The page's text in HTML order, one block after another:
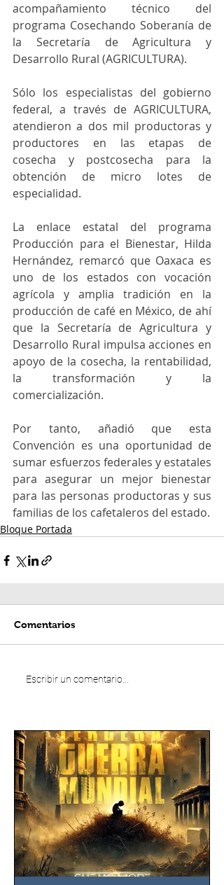
acompañamiento técnico del
programa Cosechando Soberanía de
la Secretaría de Agricultura y
Desarrollo Rural (AGRICULTURA).
Sólo los especialistas del gobierno
federal, a través de AGRICULTURA,
atendieron a dos mil productoras y
productores en las etapas de
cosecha y postcosecha para la
obtención de micro lotes de
especialidad.
La enlace estatal del programa
Producción para el Bienestar, Hilda
Hernández, remarcó que Oaxaca es
uno de los estados con vocación
agrícola y amplia tradición en la
producción de café en México, de ahí
que la Secretaría de Agricultura y
Desarrollo Rural impulsa acciones en
apoyo de la cosecha, la rentabilidad,
la transformación y la
comercialización.
Por tanto, añadió que esta
Convención es una oportunidad de
sumar esfuerzos federales y estatales
para asegurar un mejor bienestar
para las personas productoras y sus
familias de los cafetaleros del estado.
Bloque Portada
Comentarios
Escribir un comentario...